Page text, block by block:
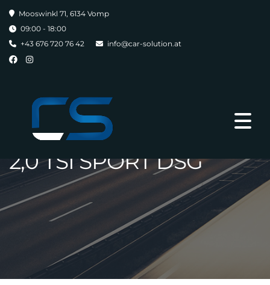
Mooswinkl 71, 6134 Vomp
09:00 - 18:00
+43 676 720 76 42
info@car-solution.at
VOLKSWAGEN BEETLE
2,0 TSI SPORT DSG